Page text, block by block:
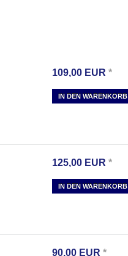
109,00 EUR *
IN DEN WARENKORB
125,00 EUR *
IN DEN WARENKORB
90,00 EUR *